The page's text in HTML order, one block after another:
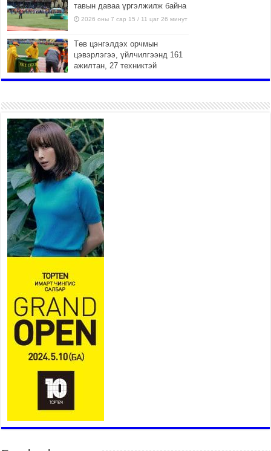
тавын даваа үргэлжилж байна
2026 оны 7 сар 15 / 11 цаг 26 минут
Төв цэнгэлдэх орчмын
цэвэрлэгээ, үйлчилгээнд 161
ажилтан, 27 техниктэй
ажиллаж байна
Наадмын амралтын өдрүүдэд
нийслэлийн эрүүл мэндийн
байгууллагууд дараах
хуваарийн дагуу ажиллана
2026 оны 7 сар 15 / 11 цаг 18 минут
Үндэсний их баяр наадам
эхэллээ
2026 оны 7 сар 15 / 11 цаг 14 минут
Үер усны аюулаас сэргийлж, нийслэлийн Онцгой
байдлын газрын 162 алба хаагч үүрэг гүйцэтгэж
байна
2026 оны 7 сар 15 / 11 цаг 07 минут
Үндэсний их сурын харваанд 850 харваач цэц
мэргэнээ сорьж байна
2026 оны 7 сар 15 / 11 цаг 03 минут
Төв цэнгэлдэхийн эргэн тойронд
2026 оны 7 сар 15 / 10 цаг 58 минут
Үндэсний их баяр наадмын шагайн харваа
насанд хүрэгчдийн багийн харваагаар
үргэлжилж байна
2026 оны 7 сар 15 / 10 цаг 52 минут
Үндэсний их баяр наадмын хүчит бөхийн
барилдаан эхэллээ
2026 оны 7 сар 15 / 10 цаг 46 минут
Үндэсний хувцасны өдрийг тохиолдуулан